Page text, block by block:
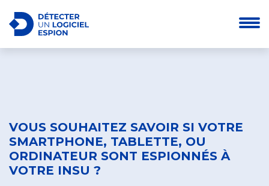
VOUS SOUHAITEZ SAVOIR SI VOTRE
SMARTPHONE, TABLETTE, OU
ORDINATEUR SONT ESPIONNÉS À
VOTRE INSU ?